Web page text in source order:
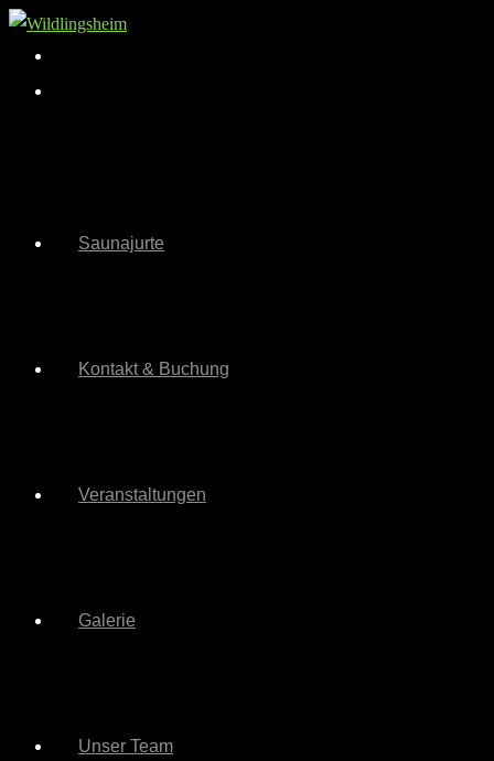
Zum
Inhalt
Saunajurte
Kontakt & Buchung
Veranstaltungen
Galerie
Unser Team